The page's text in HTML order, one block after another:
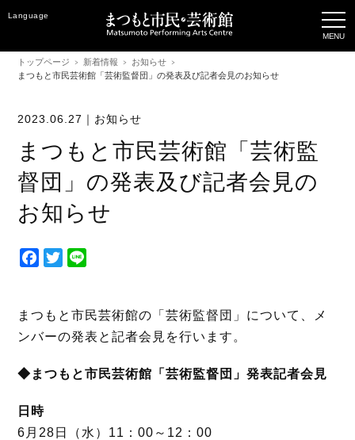
Language
トップページ 新着情報
お知らせ
まつもと市民芸術館「芸術監督団」の発表及び記者会見のお知らせ
2023.06.27｜ お知らせ
まつもと市民芸術館「芸術監
督団」の発表及び記者会見の
お知らせ
F
e
b
o
T
t
t
r
e
まつもと市民芸術館の「芸術監督団」について、メ
ンバーの発表と記者会見を行います。
◆まつもと市民芸術館「芸術監督団」発表記者会見
日時
6月28日（水）11：00～12：00